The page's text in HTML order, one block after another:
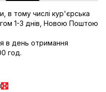
в тому числі кур'єрська
1-3 днів, Новою Поштою
в день отримання
год.